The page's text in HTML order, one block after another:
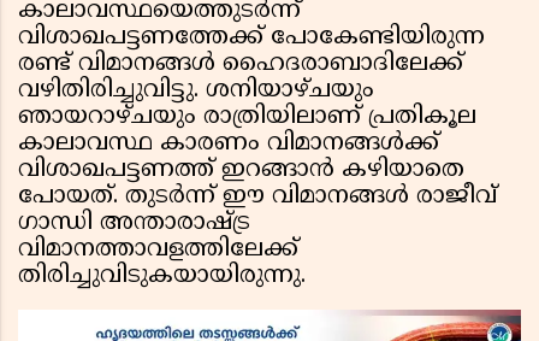
കാലാവസ്ഥയെത്തുടർന്ന്
വിശാഖപട്ടണത്തേക്ക് പോകേണ്ടിയിരുന്ന
രണ്ട് വിമാനങ്ങൾ ഹൈദരാബാദിലേക്ക്
വഴിതിരിച്ചുവിട്ടു. ശനിയാഴ്ചയും
ഞായറാഴ്ചയും രാത്രിയിലാണ് പ്രതികൂല
കാലാവസ്ഥ കാരണം വിമാനങ്ങൾക്ക്
വിശാഖപട്ടണത്ത് ഇറങ്ങാൻ കഴിയാതെ
പോയത്. തുടർന്ന് ഈ വിമാനങ്ങൾ രാജീവ്
ഗാന്ധി അന്താരാഷ്ട്ര
വിമാനത്താവളത്തിലേക്ക്
തിരിച്ചുവിടുകയായിരുന്നു.